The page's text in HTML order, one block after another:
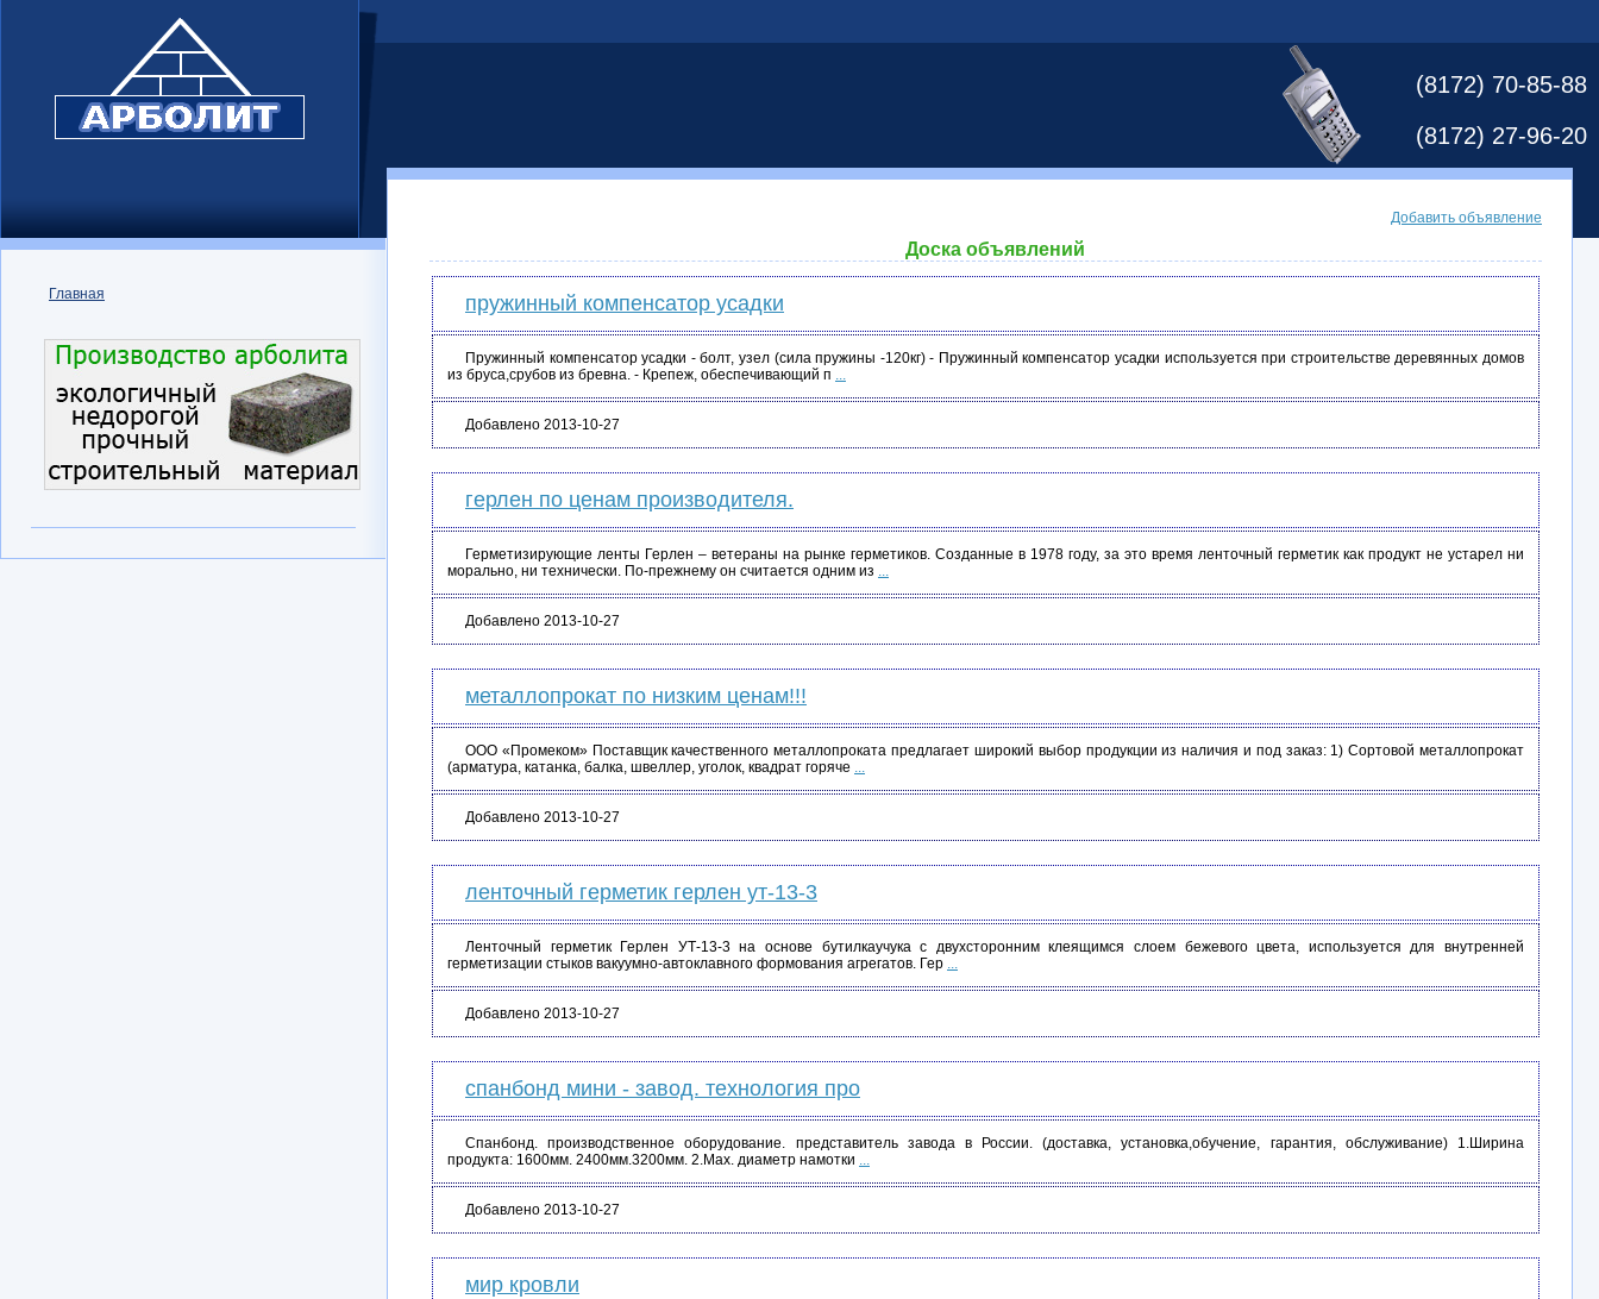
(8172) 70-85-88
(8172) 27-96-20
Главная
Добавить объявление
Доска объявлений
пружинный компенсатор усадки
Пружинный компенсатор усадки - болт, узел (сила пружины -120кг) - Пружинный компенсатор усадки используется при строительстве деревянных домов
из бруса,срубов из бревна. - Крепеж, обеспечивающий п ...
Добавлено 2013-10-27
герлен по ценам производителя.
Герметизирующие ленты Герлен – ветераны на рынке герметиков. Созданные в 1978 году, за это время ленточный герметик как продукт не устарел ни
морально, ни технически. По-прежнему он считается одним из ...
Добавлено 2013-10-27
металлопрокат по низким ценам!!!
ООО «Промеком» Поставщик качественного металлопроката предлагает широкий выбор продукции из наличия и под заказ: 1) Сортовой металлопрокат
(арматура, катанка, балка, швеллер, уголок, квадрат горяче ...
Добавлено 2013-10-27
ленточный герметик герлен ут-13-3
Ленточный герметик Герлен УТ-13-3 на основе бутилкаучука с двухсторонним клеящимся слоем бежевого цвета, используется для внутренней
герметизации стыков вакуумно-автоклавного формования агрегатов. Гер ...
Добавлено 2013-10-27
спанбонд мини - завод. технология про
Спанбонд. производственное оборудование. представитель завода в России. (доставка, установка,обучение, гарантия, обслуживание) 1.Ширина
продукта: 1600мм. 2400мм.3200мм. 2.Мах. диаметр намотки ...
Добавлено 2013-10-27
мир кровли